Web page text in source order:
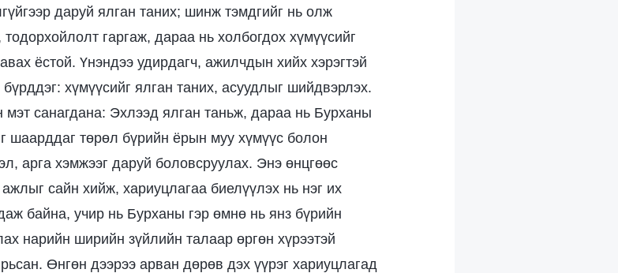
даруй ялган таних; шинж тэмдгийг нь олж
тодорхойлолт гаргаж, дараа нь холбогдох хүмүүсийг
ёстой. Үнэндээ удирдагч, ажилчдын хийх хэрэгтэй
хүмүүсийг ялган таних, асуудлыг шийдвэрлэх.
мэт санагдана: Эхлээд ялган таньж, дараа нь Бурханы
шаарддаг төрөл бүрийн ёрын муу хүмүүс болон
арга хэмжээг даруй боловсруулах. Энэ өнцгөөс
сайн хийж, хариуцлагаа биелүүлэх нь нэг их
байна, учир нь Бурханы гэр өмнө нь янз бүрийн
нарийн ширийн зүйлийн талаар өргөн хүрээтэй
Өнгөн дээрээ арван дөрөв дэх үүрэг хариуцлагад